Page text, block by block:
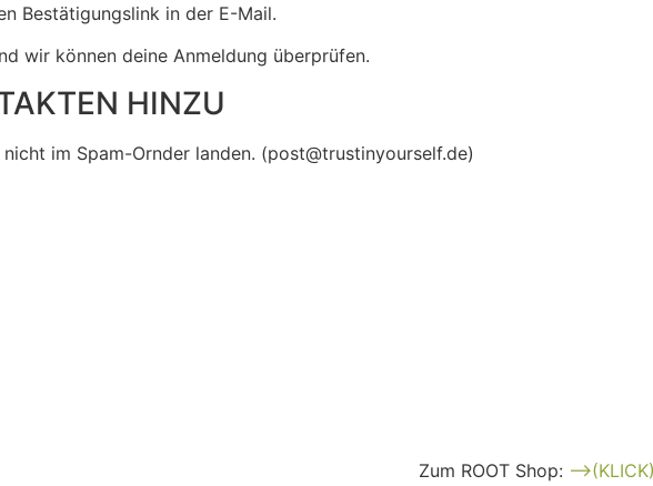
Bestätigungslink in der E-Mail.
wir können deine Anmeldung überprüfen.
HINZU
im Spam-Ornder landen. (post@trustinyourself.de)
Zum ROOT Shop: –>(KLICK)